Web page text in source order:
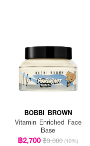
BOBBI BROWN
Vitamin Enriched Face
Base
฿2,700฿3,000 (10%)